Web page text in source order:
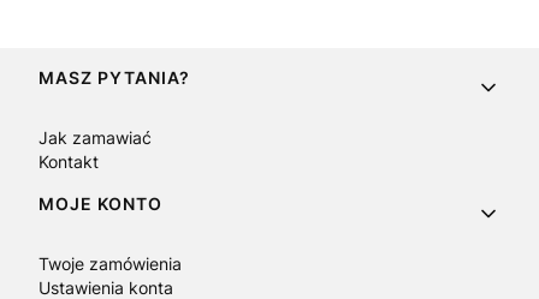
Linki w stopce
MASZ PYTANIA?
Jak zamawiać
Kontakt
MOJE KONTO
Twoje zamówienia
Ustawienia konta